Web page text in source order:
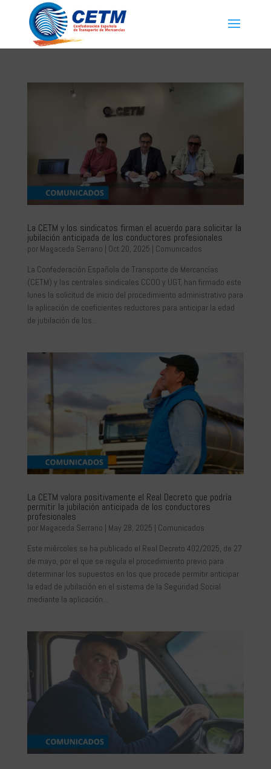
La CETM y los sindicatos firman el acuerdo para solicitar la
jubilación anticipada de los conductores profesionales
por Magaceda Serrano | Oct 20, 2025 | Comunicados
La Confederación Española de Transporte de Mercancías
(CETM) y las centrales sindicales CCOO y UGT, han firmado este
lunes la solicitud de inicio del procedimiento administrativo para
la aplicación de coeficientes reductores para anticipar la edad
de jubilación de los...
La CETM valora positivamente el Real Decreto que podría
permitir la jubilación anticipada de los conductores
profesionales
por Magaceda Serrano | May 28, 2025 | Comunicados
Este miércoles se ha publicado el Real Decreto 402/2025, de 27
de mayo, por el que se regula el procedimiento previo para
determinar los supuestos en los que procede permitir anticipar
la edad de jubilación en el sistema de la Seguridad Social
mediante la aplicación...